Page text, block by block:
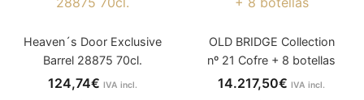
Heaven´s Door Exclusive
Barrel 28875 70cl.
124,74€ IVA incl.
OLD BRIDGE Collection
nº 21 Cofre + 8 botellas
14.217,50€ IVA incl.